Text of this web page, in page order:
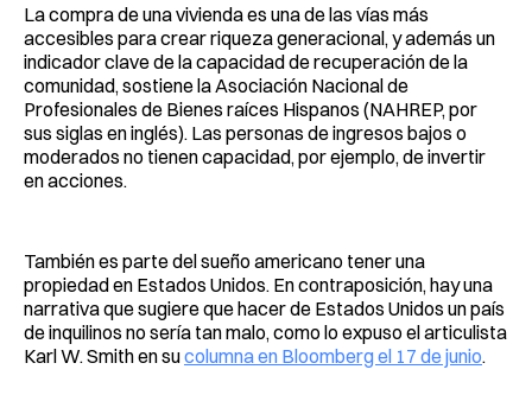
La compra de una vivienda es una de las vías más
accesibles para crear riqueza generacional, y además un
indicador clave de la capacidad de recuperación de la
comunidad, sostiene la Asociación Nacional de
Profesionales de Bienes raíces Hispanos (NAHREP, por
sus siglas en inglés). Las personas de ingresos bajos o
moderados no tienen capacidad, por ejemplo, de invertir
en acciones.
También es parte del sueño americano tener una
propiedad en Estados Unidos. En contraposición, hay una
narrativa que sugiere que hacer de Estados Unidos un país
de inquilinos no sería tan malo, como lo expuso el articulista
Karl W. Smith en sucolumna en Bloomberg el 17 de junio.